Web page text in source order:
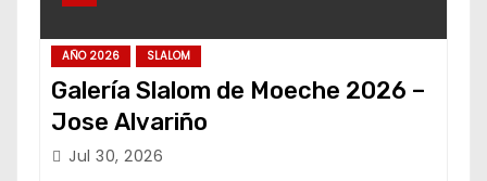
AÑO 2026 SLALOM
Galería Slalom de Moeche 2026 –
Jose Alvariño
Jul 30, 2026